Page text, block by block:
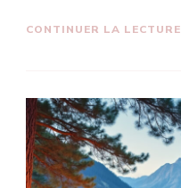
CONTINUER LA LECTURE